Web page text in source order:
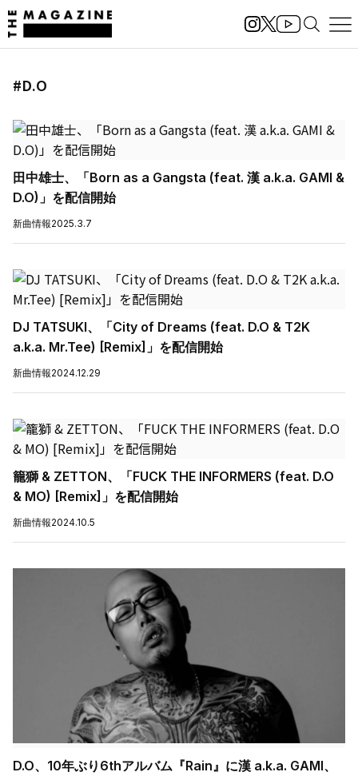
#D.O
田中雄士、「Born as a Gangsta (feat. 漢 a.k.a. GAMI &
D.O)」を配信開始
新曲情報2025.3.7
DJ TATSUKI、「City of Dreams (feat. D.O & T2K
a.k.a. Mr.Tee) [Remix]」を配信開始
新曲情報2024.12.29
籠獅 & ZETTON、「FUCK THE INFORMERS (feat. D.O
& MO) [Remix]」を配信開始
新曲情報2024.10.5
D.O、10年ぶり6thアルバム『Rain』に漢 a.k.a. GAMI、